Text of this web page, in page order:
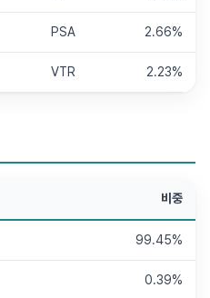
PSA 2.66%
VTR 2.23%
비중
99.45%
0.39%